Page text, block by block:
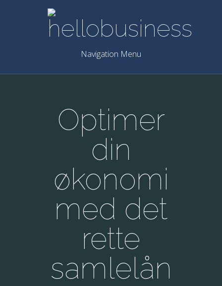
Navigation Menu
Optimer
din
økonomi
med det
rette
samlelån